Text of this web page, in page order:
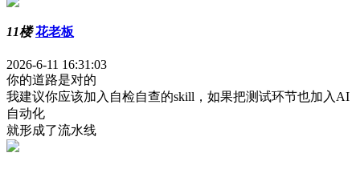
11楼 花老板
2026-6-11 16:31:03
你的道路是对的
我建议你应该加入自检自查的skill，如果把测试环节也加入AI
自动化
就形成了流水线